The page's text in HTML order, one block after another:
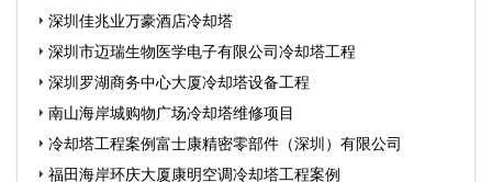
深圳佳兆业万豪酒店冷却塔
深圳市迈瑞生物医学电子有限公司冷却塔工程
深圳罗湖商务中心大厦冷却塔设备工程
南山海岸城购物广场冷却塔维修项目
冷却塔工程案例富士康精密零部件（深圳）有限公司
福田海岸环庆大厦康明空调冷却塔工程案例